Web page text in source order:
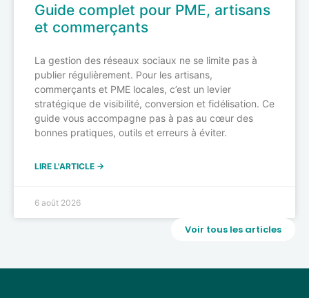
Guide complet pour PME, artisans
et commerçants
La gestion des réseaux sociaux ne se limite pas à
publier régulièrement. Pour les artisans,
commerçants et PME locales, c’est un levier
stratégique de visibilité, conversion et fidélisation. Ce
guide vous accompagne pas à pas au cœur des
bonnes pratiques, outils et erreurs à éviter.
LIRE L'ARTICLE →
6 août 2026
Voir tous les articles